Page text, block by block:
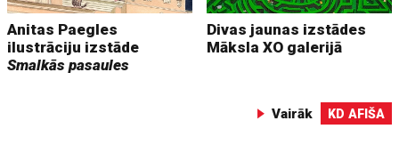
Anitas Paegles
ilustrāciju izstāde
Smalkās pasaules
Divas jaunas izstādes
Māksla XO galerijā
Vairāk KD AFIŠA